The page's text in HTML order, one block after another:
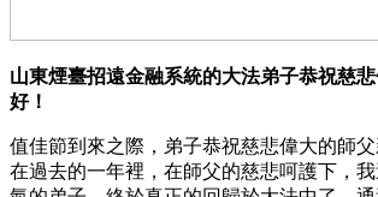
山東煙臺招遠金融系統的大法弟子恭祝慈
好！
值佳節到來之際，弟子恭祝慈悲偉大的師父
在過去的一年裡，在師父的慈悲呵護下，